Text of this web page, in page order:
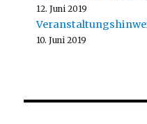
12. Juni 2019
10. Juni 2019